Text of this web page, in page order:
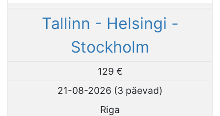
Tallinn - Helsingi -
Stockholm
129 €
21-08-2026 (3 päevad)
Riga